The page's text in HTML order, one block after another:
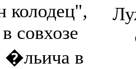
колодец",
совхозе
�льича в